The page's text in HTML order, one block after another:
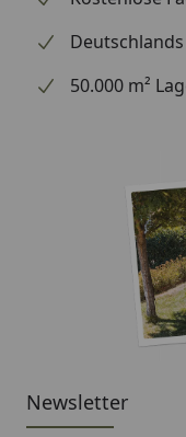
50.000 m²
Newsletter